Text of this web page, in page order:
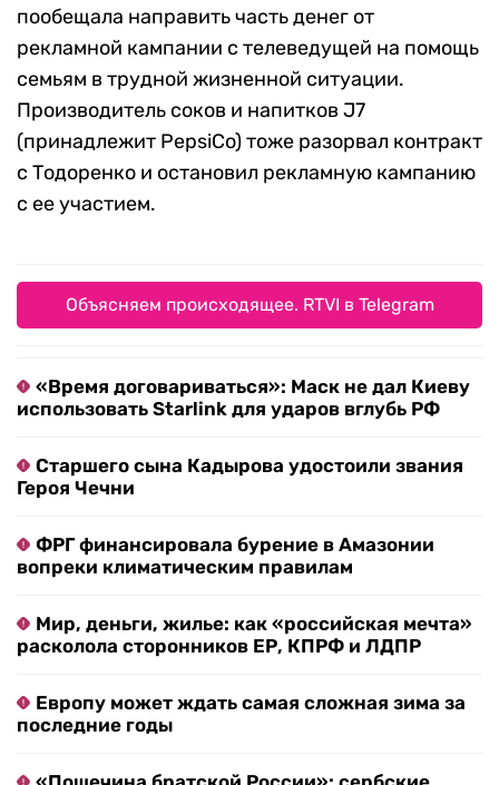
пообещала направить часть денег от
рекламной кампании с телеведущей на помощь
семьям в трудной жизненной ситуации.
Производитель соков и напитков J7
(принадлежит PepsiCo) тоже разорвал контракт
с Тодоренко и остановил рекламную кампанию
с ее участием.
Объясняем происходящее. RTVI в Telegram
«Время договариваться»: Маск не дал Киеву
использовать Starlink для ударов вглубь РФ
Старшего сына Кадырова удостоили звания
Героя Чечни
ФРГ финансировала бурение в Амазонии
вопреки климатическим правилам
Мир, деньги, жилье: как «российская мечта»
расколола сторонников ЕР, КПРФ и ЛДПР
Европу может ждать самая сложная зима за
последние годы